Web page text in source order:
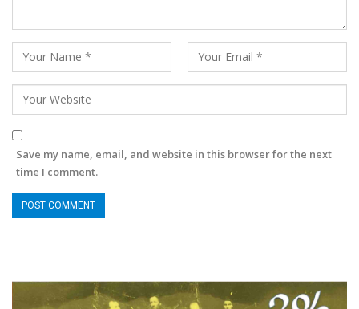
Save my name, email, and website in this browser for the next
time I comment.